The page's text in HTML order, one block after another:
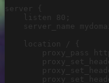
server {
    listen 80;
server_name
    location / {